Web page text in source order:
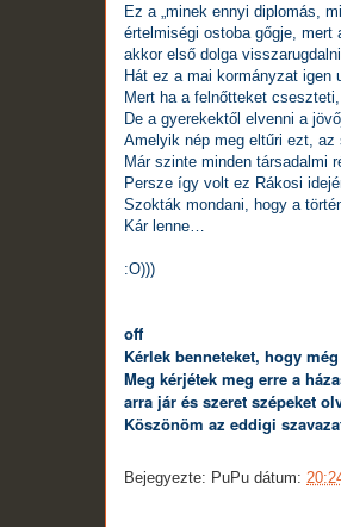
Ez a „minek ennyi diplomás,
értelmiségi ostoba gőgje, mert
akkor első dolga
Hát ez a mai kormányzat igen
Mert ha a felnőtteket
De a gyerekektől elvenni a
Amelyik nép meg eltűri ezt,
Már szinte minden társadalmi
Persze így volt ez Rákosi
Szokták mondani, hogy a
Kár lenne…
:O)))
off
Kérlek benneteket, hogy
Meg kérjétek meg erre a
arra jár és szeret szépeket
Köszönöm az eddigi
Bejegyezte: PuPu dátum: